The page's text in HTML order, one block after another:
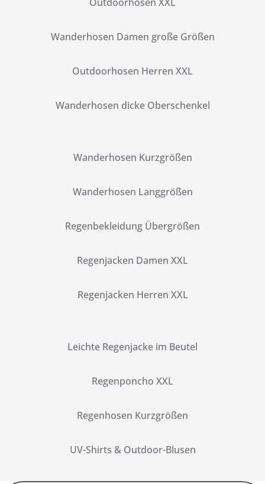
Wanderhosen Damen große Größen
Outdoorhosen Herren XXL
Wanderhosen dicke Oberschenkel
Wanderhosen Kurzgrößen
Wanderhosen Langgrößen
Regenbekleidung Übergrößen
Regenjacken Damen XXL
Regenjacken Herren XXL
Leichte Regenjacke im Beutel
Regenponcho XXL
Regenhosen Kurzgrößen
UV-Shirts & Outdoor-Blusen